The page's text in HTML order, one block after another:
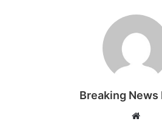
Breaking News